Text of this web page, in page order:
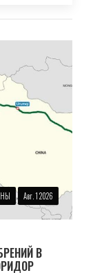
Авг. 1 2026
В